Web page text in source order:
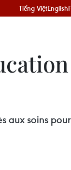
Tiếng ViệtEnglish
aux soins